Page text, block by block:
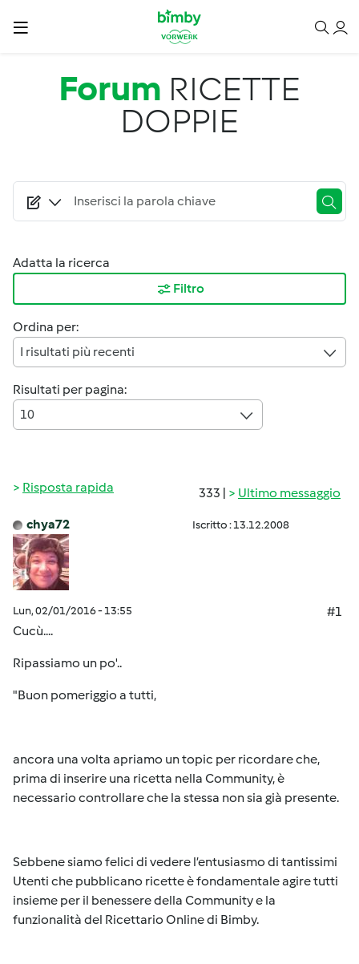
Salta al contenuto principale
Forum RICETTE
DOPPIE
Adatta la ricerca
Filtro
Ordina per:
I risultati più recenti
Risultati per pagina:
10
333 | Ultimo messaggio
Risposta rapida
chya72 Iscritto : 13.12.2008
Lun, 02/01/2016 - 13:55
#1
Cucù....
Ripassiamo un po'..
"Buon pomeriggio a tutti,
ancora una volta apriamo un topic per ricordare che,
prima di inserire una ricetta nella Community, è
necessario controllare che la stessa non sia già presente.
Sebbene siamo felici di vedere l’entusiasmo di tantissimi
Utenti che pubblicano ricette è fondamentale agire tutti
insieme per il benessere della Community e la
funzionalità del Ricettario Online di Bimby.